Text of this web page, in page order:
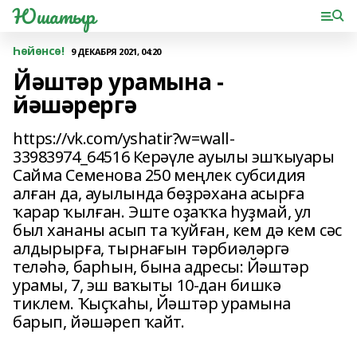
Юшатыр
Һөйөнсө! 9 ДЕКАБРЯ 2021, 04:20
Йәштәр урамына -
йәшәрергә
https://vk.com/yshatir?w=wall-
33983974_64516 Керәүле ауылы эшҡыуары
Сайма Семенова 250 меңлек субсидия
алған да, ауылында бөҙрәхана асырға
ҡарар ҡылған. Эште оҙаҡҡа һуҙмай, ул
был хананы асып та ҡуйған, кем дә кем сәс
алдырырға, тырнағын тәрбиәләргә
теләһә, барһын, бына адресы: Йәштәр
урамы, 7, эш ваҡыты 10-дан бишкә
тиклем. Ҡыҫҡаһы, Йәштәр урамына
барып, йәшәреп ҡайт.